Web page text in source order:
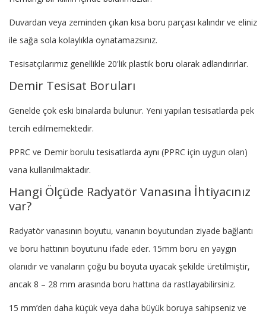
Duvardan veya zeminden çıkan kısa boru parçası kalındır ve eliniz
ile sağa sola kolaylıkla oynatamazsınız.
Tesisatçılarımız genellikle 20'lik plastik boru olarak adlandırırlar.
Demir Tesisat Boruları
Genelde çok eski binalarda bulunur. Yeni yapılan tesisatlarda pek
tercih edilmemektedir.
PPRC ve Demir borulu tesisatlarda aynı (PPRC için uygun olan)
vana kullanılmaktadır.
Hangi Ölçüde Radyatör Vanasına İhtiyacınız
var?
Radyatör vanasının boyutu, vananın boyutundan ziyade bağlantı
ve boru hattının boyutunu ifade eder. 15mm boru en yaygın
olanıdır ve vanaların çoğu bu boyuta uyacak şekilde üretilmiştir,
ancak 8 – 28 mm arasında boru hattına da rastlayabilirsiniz.
15 mm’den daha küçük veya daha büyük boruya sahipseniz ve